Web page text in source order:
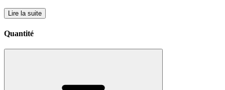
Lire la suite
Quantité